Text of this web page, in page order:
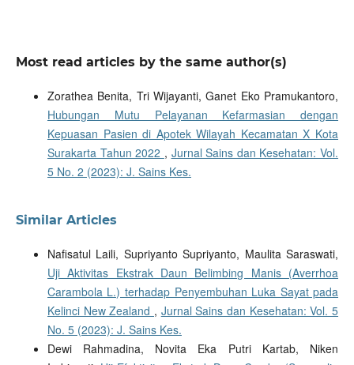
Most read articles by the same author(s)
Zorathea Benita, Tri Wijayanti, Ganet Eko Pramukantoro,
Hubungan Mutu Pelayanan Kefarmasian dengan
Kepuasan Pasien di Apotek Wilayah Kecamatan X Kota
Surakarta Tahun 2022 , Jurnal Sains dan Kesehatan: Vol.
5 No. 2 (2023): J. Sains Kes.
Similar Articles
Nafisatul Laili, Supriyanto Supriyanto, Maulita Saraswati,
Uji Aktivitas Ekstrak Daun Belimbing Manis (Averrhoa
Carambola L.) terhadap Penyembuhan Luka Sayat pada
Kelinci New Zealand , Jurnal Sains dan Kesehatan: Vol. 5
No. 5 (2023): J. Sains Kes.
Dewi Rahmadina, Novita Eka Putri Kartab, Niken